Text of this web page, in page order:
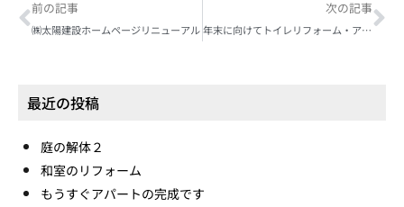
前の記事
㈱太陽建設ホームページリニューアル
次の記事
年末に向けてトイレリフォーム・アラウーノ
最近の投稿
庭の解体２
和室のリフォーム
もうすぐアパートの完成です